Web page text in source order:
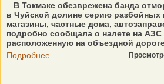
В Токмаке обезврежена банда
в Чуйской долине серию разбойных
магазины, частные дома,
подробно сообщала о налете на
расположенную на объездной
Подробнее...